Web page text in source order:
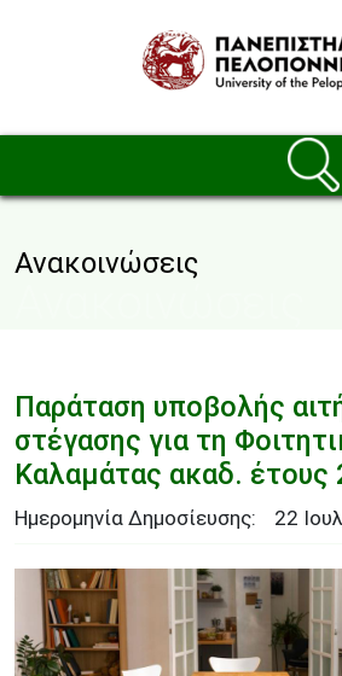
Image
Ανακοινώσεις
Παράταση υποβολής
στέγασης για τη
Καλαμάτας ακαδ. έτους
Ημερομηνία Δημοσίευσης: 22
Image